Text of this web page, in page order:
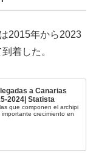
2015年から2023
着した。
a Canarias
2024| Statista
que componen el archipi
crecimiento en